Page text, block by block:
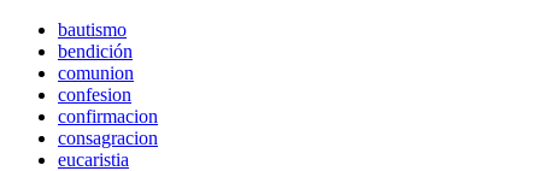
bautismo
bendición
comunion
confesion
confirmacion
consagracion
eucaristia